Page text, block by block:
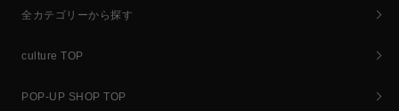
全カテゴリーから探す
culture TOP
POP-UP SHOP TOP